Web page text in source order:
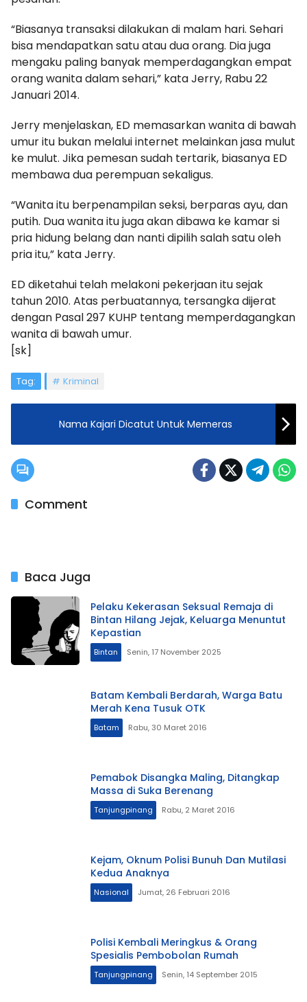
“Biasanya transaksi dilakukan di malam hari. Sehari
bisa mendapatkan satu atau dua orang. Dia juga
mengaku paling banyak memperdagangkan empat
orang wanita dalam sehari,” kata Jerry, Rabu 22
Januari 2014.
Jerry menjelaskan, ED memasarkan wanita di bawah
umur itu bukan melalui internet melainkan jasa mulut
ke mulut. Jika pemesan sudah tertarik, biasanya ED
membawa dua perempuan sekaligus.
“Wanita itu berpenampilan seksi, berparas ayu, dan
putih. Dua wanita itu juga akan dibawa ke kamar si
pria hidung belang dan nanti dipilih salah satu oleh
pria itu,” kata Jerry.
ED diketahui telah melakoni pekerjaan itu sejak
tahun 2010. Atas perbuatannya, tersangka dijerat
dengan Pasal 297 KUHP tentang memperdagangkan
wanita di bawah umur.
[sk]
Tag: Kriminal
Nama Kajari Dicatut Untuk Memeras
Comment
Baca Juga
Pelaku Kekerasan Seksual Remaja di
Bintan Hilang Jejak, Keluarga Menuntut
Kepastian
Bintan Senin, 17 November 2025
Batam Kembali Berdarah, Warga Batu
Merah Kena Tusuk OTK
Batam Rabu, 30 Maret 2016
Pemabok Disangka Maling, Ditangkap
Massa di Suka Berenang
Tanjungpinang Rabu, 2 Maret 2016
Kejam, Oknum Polisi Bunuh Dan Mutilasi
Kedua Anaknya
Nasional Jumat, 26 Februari 2016
Polisi Kembali Meringkus & Orang
Spesialis Pembobolan Rumah
Tanjungpinang Senin, 14 September 2015